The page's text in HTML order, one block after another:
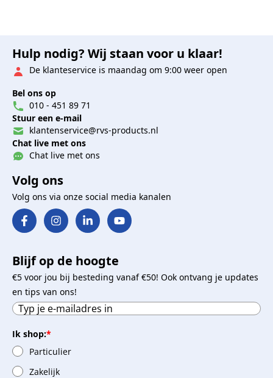
Hulp nodig? Wij staan voor u klaar!
De klanteservice is maandag om 9:00 weer open
Bel ons op
010 - 451 89 71
Stuur een e-mail
klantenservice@rvs-products.nl
Chat live met ons
Chat live met ons
Volg ons
Volg ons via onze social media kanalen
Blijf op de hoogte
€5 voor jou bij besteding vanaf €50! Ook ontvang je updates
en tips van ons!
Ik shop:*
Particulier
Zakelijk